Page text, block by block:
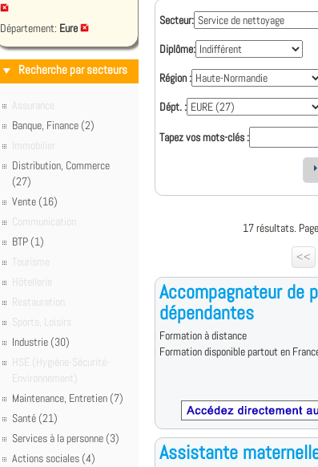
Département: Eure
Recherche par secteurs
Assurance
Banque, Finance (2)
Immobilier
Distribution, Commerce
(27)
Vente (16)
Communication
BTP (1)
Tourisme
Hôtellerie
Restauration
Sports, Loisirs
Industrie (30)
HSE (Hygiène-Sécurité-
Environnement)
Maintenance, Entretien (7)
Santé (21)
Services à la personne (3)
Actions sociales (4)
Secteur:
Diplôme:
Région :
Dépt. :
Tapez vos mots-clés :
17 résultats.
<<
Accompagnateur de
dépendantes
Formation à distance
Formation disponible partout en
Assistante